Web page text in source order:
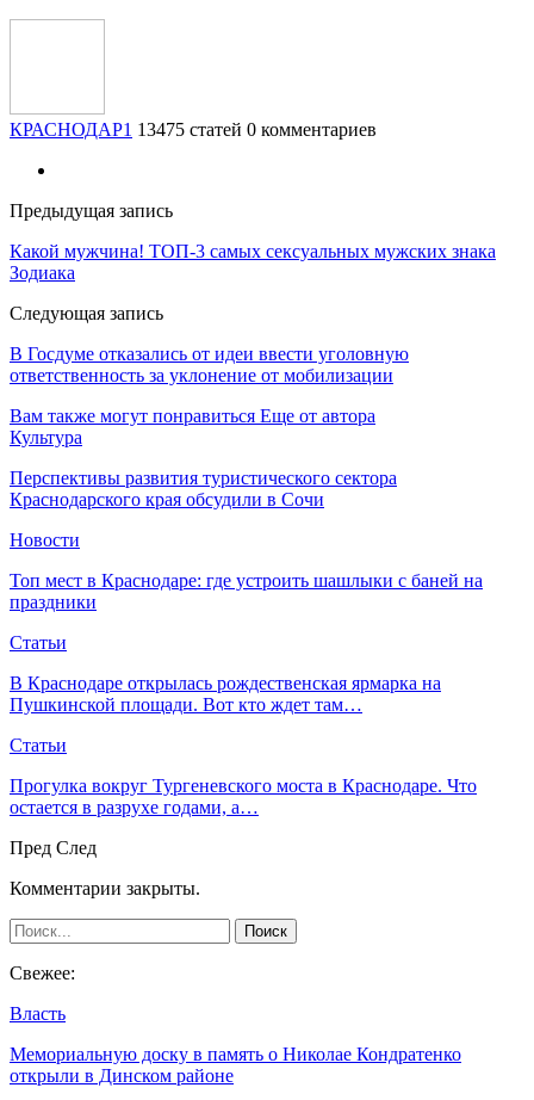
КРАСНОДАР1 13475 статей 0 комментариев
Предыдущая запись
Какой мужчина! ТОП-3 самых сексуальных мужских знака
Зодиака
Следующая запись
В Госдуме отказались от идеи ввести уголовную
ответственность за уклонение от мобилизации
Вам также могут понравиться Еще от автора
Культура
Перспективы развития туристического сектора
Краснодарского края обсудили в Сочи
Новости
Топ мест в Краснодаре: где устроить шашлыки с баней на
праздники
Статьи
В Краснодаре открылась рождественская ярмарка на
Пушкинской площади. Вот кто ждет там…
Статьи
Прогулка вокруг Тургеневского моста в Краснодаре. Что
остается в разрухе годами, а…
Пред След
Комментарии закрыты.
Свежее:
Власть
Мемориальную доску в память о Николае Кондратенко
открыли в Динском районе